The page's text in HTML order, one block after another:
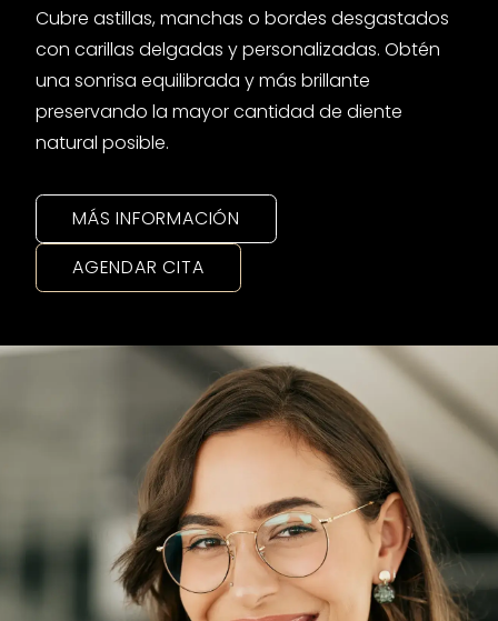
Cubre astillas, manchas o bordes desgastados
con carillas delgadas y personalizadas. Obtén
una sonrisa equilibrada y más brillante
preservando la mayor cantidad de diente
natural posible.
MÁS INFORMACIÓN
AGENDAR CITA